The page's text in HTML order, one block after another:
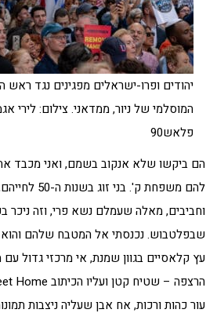
יהודים ופרו-ישראלים מפגינים נגד ראש
המוסלמי של ניור, ממדאני. צילום: לירי
פלאש90
הם ביקשו שלא אנקוב בשמם, ואני מכבד
להם משפחת ק'.
וחביבים, מאלה שעמלם נשא פרי, וזה ניכר
שבפלטבוש. נכנסתי אל המטבח שלהם
עץ קלאסיים בגוון שמנת, אי מרכזי גדול
עור כהות ורכות, אח אבן שעליה ניצבות